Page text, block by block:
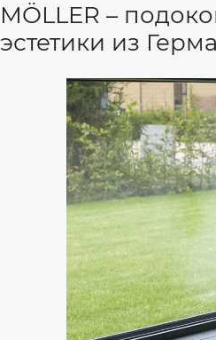
MÖLLER –
эстетики из